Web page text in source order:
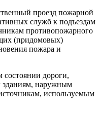
проезд пожарной
служб к подъездам
противопожарного
(придомовых)
пожара и
состоянии дороги,
наружным
используемым